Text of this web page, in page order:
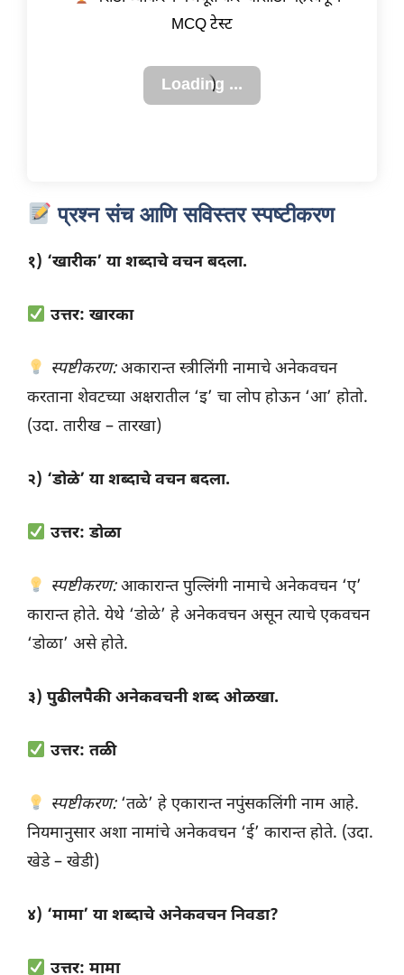
MCQ टेस्ट
प्रश्न संच आणि सविस्तर स्पष्टीकरण
१) ‘खारीक’ या शब्दाचे वचन बदला.
उत्तर: खारका
स्पष्टीकरण:अकारान्त स्त्रीलिंगी नामाचे अनेकवचन
करताना शेवटच्या अक्षरातील ‘इ’ चा लोप होऊन ‘आ’ होतो.
(उदा. तारीख – तारखा)
२) ‘डोळे’ या शब्दाचे वचन बदला.
उत्तर: डोळा
स्पष्टीकरण:आकारान्त पुल्लिंगी नामाचे अनेकवचन ‘ए’
कारान्त होते. येथे ‘डोळे’ हे अनेकवचन असून त्याचे एकवचन
‘डोळा’ असे होते.
३) पुढीलपैकी अनेकवचनी शब्द ओळखा.
उत्तर: तळी
स्पष्टीकरण:‘तळे’ हे एकारान्त नपुंसकलिंगी नाम आहे.
नियमानुसार अशा नामांचे अनेकवचन ‘ई’ कारान्त होते. (उदा.
खेडे – खेडी)
४) ‘मामा’ या शब्दाचे अनेकवचन निवडा?
उत्तर: मामा